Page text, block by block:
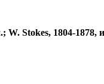
Stokes, 1804-1878,